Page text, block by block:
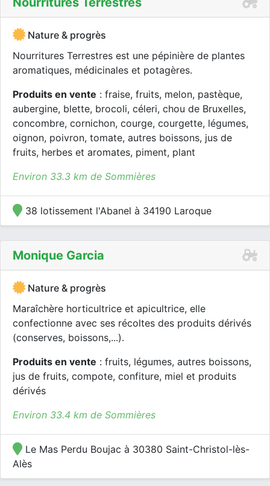
Nature & progrès
Nourritures Terrestres est une pépinière de plantes
aromatiques, médicinales et potagères.
Produits en vente : fraise, fruits, melon, pastèque,
aubergine, blette, brocoli, céleri, chou de Bruxelles,
concombre, cornichon, courge, courgette, légumes,
oignon, poivron, tomate, autres boissons, jus de
fruits, herbes et aromates, piment, plant
Environ 33.3 km de Sommières
38 lotissement l'Abanel à 34190 Laroque
Monique Garcia
Nature & progrès
Maraîchère horticultrice et apicultrice, elle
confectionne avec ses récoltes des produits dérivés
(conserves, boissons,...).
Produits en vente : fruits, légumes, autres boissons,
jus de fruits, compote, confiture, miel et produits
dérivés
Environ 33.4 km de Sommières
Le Mas Perdu Boujac à 30380 Saint-Christol-lès-
Alès